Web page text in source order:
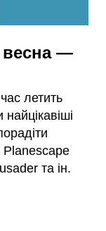
весна —
час летить
Planescape
та ін.